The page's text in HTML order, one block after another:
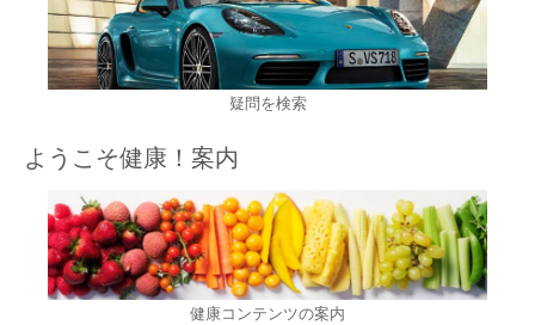
疑問を検索
ようこそ健康！案内
健康コンテンツの案内